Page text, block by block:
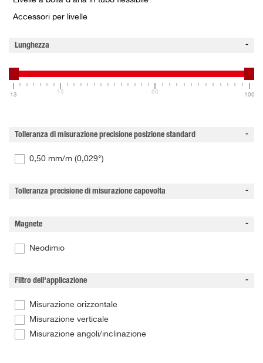
Accessori per livelle
Lunghezza
13 15 60 100
Tolleranza di misurazione precisione posizione standard
0,50 mm/m (0,029°)
Tolleranza precisione di misurazione capovolta
Magnete
Neodimio
Filtro dell'applicazione
Misurazione orizzontale
Misurazione verticale
Misurazione angoli/inclinazione